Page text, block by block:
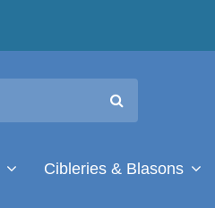
Cibleries & Blasons